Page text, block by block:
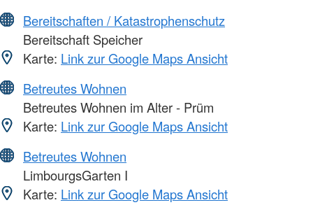
Bereitschaften / Katastrophenschutz
Bereitschaft Speicher
Karte: Link zur Google Maps Ansicht
Betreutes Wohnen
Betreutes Wohnen im Alter - Prüm
Karte: Link zur Google Maps Ansicht
Betreutes Wohnen
LimbourgsGarten I
Karte: Link zur Google Maps Ansicht